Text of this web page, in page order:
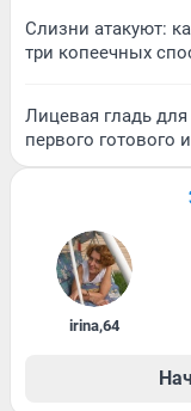
Слизни атакуют:
три копеечных
Лицевая гладь
первого готового
irina,64